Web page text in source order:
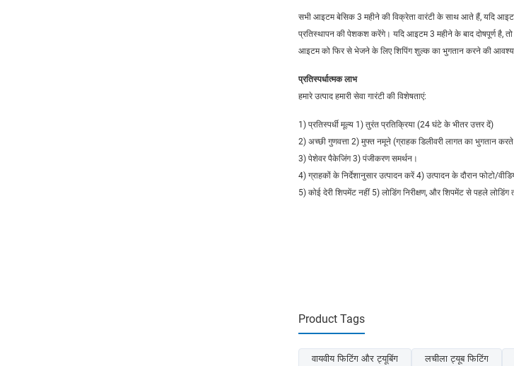
सभी आइटम बेसिक 3 महीने की विक्रेता वारंटी के साथ आते हैं, यदि
प्रतिस्थापन की पेशकश करेंगे। यदि आइटम 3 महीने के बाद दोषपूर्ण है,
आइटम को फिर से भेजने के लिए शिपिंग शुल्क का भुगतान करने की
प्रतिस्पर्धात्मक लाभ
हमारे उत्पाद हमारी सेवा गारंटी की विशेषताएं:
1) प्रतिस्पर्धी मूल्य 1) तुरंत प्रतिक्रिया (24 घंटे के भीतर उत्तर दें)
2) अच्छी गुणवत्ता 2) मुफ्त नमूने (ग्राहक डिलीवरी लागत का भुगतान
3) पेशेवर पैकेजिंग 3) पंजीकरण समर्थन।
4) ग्राहकों के निर्देशानुसार उत्पादन करें 4) उत्पादन के दौरान फोटो/
5) कोई देरी शिपमेंट नहीं 5) लोडिंग निरीक्षण, और शिपमेंट से पहले लोडिंग
Product Tags
वायवीय फिटिंग और ट्यूबिंग लचीला ट्यूब फिटिंग